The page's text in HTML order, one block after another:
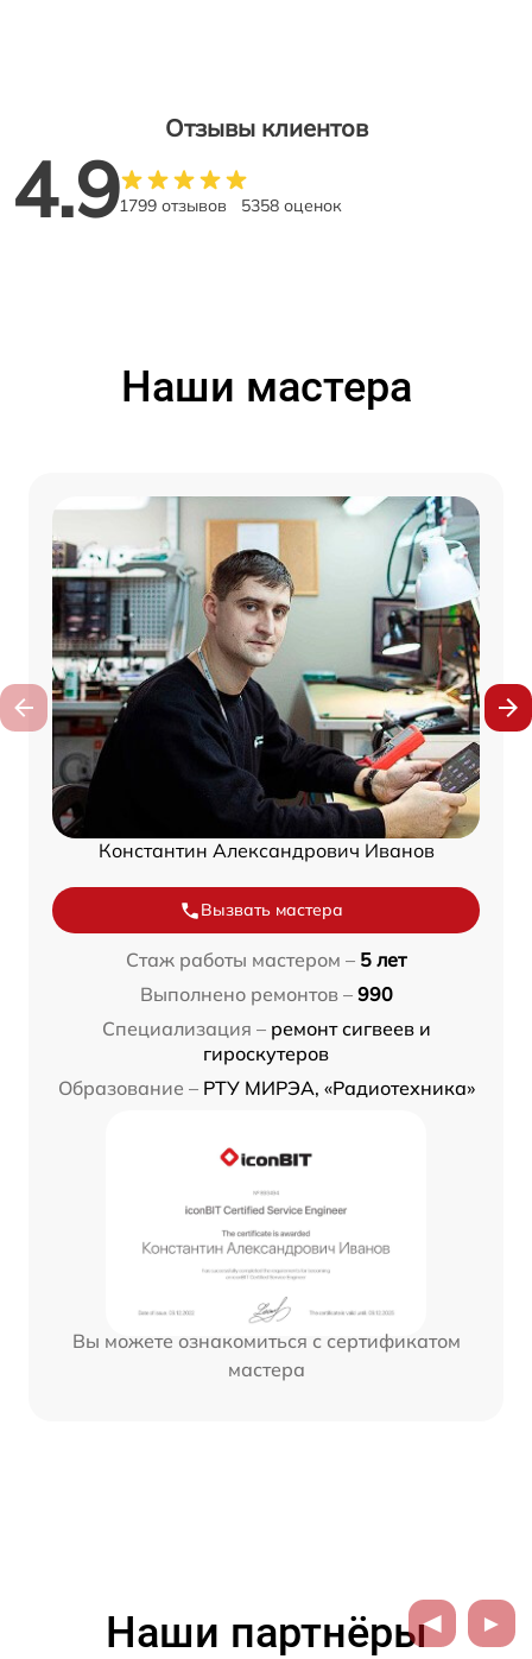
Отзывы клиентов
4.91799 отзывов 5358 оценок
Наши мастера
Константин Александрович Иванов
Вызвать мастера
Стаж работы мастером – 5 лет
Выполнено ремонтов – 990
Специализация – ремонт сигвеев и
гироскутеров
Образование – РТУ МИРЭА, «Радиотехника»
Вы можете ознакомиться с сертификатом
мастера
Наши партнёры